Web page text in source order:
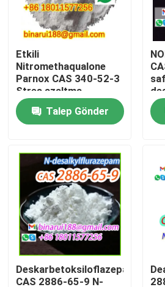
Videolar
Hakkımızda
Fabrika turu
Kalite kontrol
Bir teklif isteği
Günlük Kimyasal Hammaddeler
Organik olmayan kimyasallar
İnce Kimyasal Ara Maddeler
Etkili
Nitromethaqualone
Parnox CAS 340-52-3
Stres azaltma
Talep Gönder
Deskarbetoksiloflazepat
CAS 2886-65-9 N-